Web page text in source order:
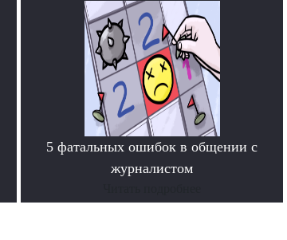
5 фатальных ошибок в общении с
журналистом